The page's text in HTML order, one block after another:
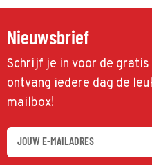
Nieuwsbrief
Schrijf je in voor de
ontvang iedere dag de
mailbox!